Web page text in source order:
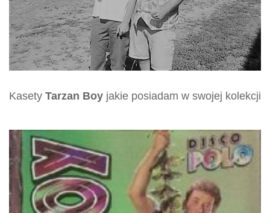
Kasety Tarzan Boy jakie posiadam w swojej kolekcji